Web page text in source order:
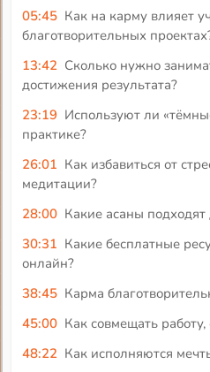
05:45 Как на карму влияет
благотворительных
13:42 Сколько нужно
достижения результата?
23:19 Используют ли
практике?
26:01 Как избавиться от
медитации?
28:00 Какие асаны
30:31 Какие бесплатные
онлайн?
38:45 Карма
45:00 Как совмещать
48:22 Как исполняются